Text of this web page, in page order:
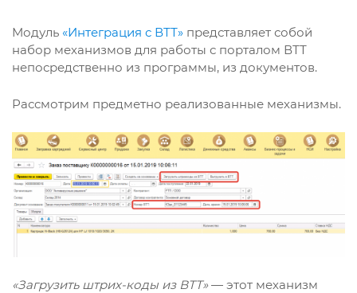
Модуль «Интеграция с ВТТ» представляет собой
набор механизмов для работы с порталом ВТТ
непосредственно из программы, из документов.
Рассмотрим предметно реализованные механизмы.
«Загрузить штрих-коды из ВТТ» — этот механизм